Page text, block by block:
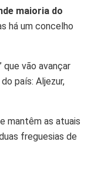
maioria do
há um concelho
que vão avançar
país: Aljezur,
mantêm as atuais
freguesias de